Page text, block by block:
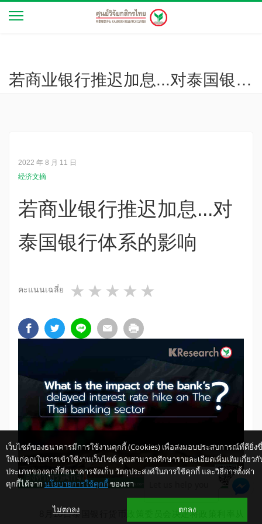
若商业银行推迟加息...对泰国银行体系的影响
2022 年 8 月 11 日
经济文摘
若商业银行推迟加息...对
泰国银行体系的影响
คะแนนเฉลี่ย 4 stars
3 stars
2 stars
1 star
​ 8月10日泰国银行货币政策委员会决定将政策利率从
เว็บไซต์ของธนาคารมีการใช้งานคุกกี้ (Cookies) เพื่อส่งมอบประสบการณ์ที่ดียิ่ง
ให้แก่คุณในการเข้าใช้งานเว็บไซต์ คุณสามารถศึกษารายละเอียดเพิ่มเติมเกี่ยวกั
ประเภทของคุกกี้ที่ธนาคารจัดเก็บ วัตถุประสงค์ในการใช้คุกกี้ และวิธีการตั้งค่า
คุกกี้ได้จาก นโยบายการใช้คุกกี้ ของเรา
ไม่ตกลง ตกลง